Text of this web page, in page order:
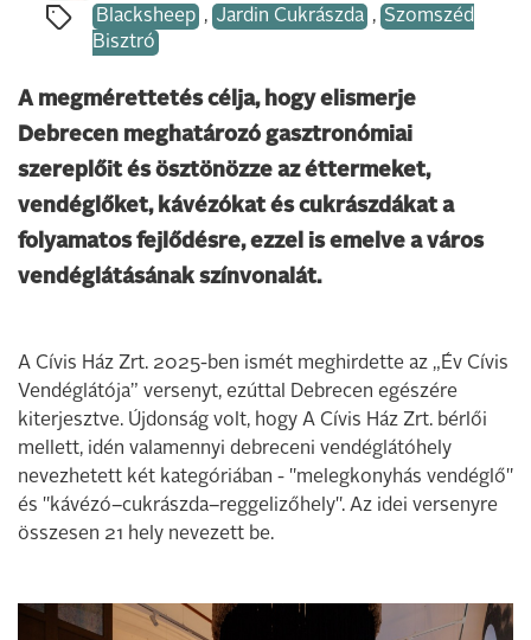
Blacksheep , Jardin Cukrászda , Szomszéd
Bisztró
A megmérettetés célja, hogy elismerje
Debrecen meghatározó gasztronómiai
szereplőit és ösztönözze az éttermeket,
vendéglőket, kávézókat és cukrászdákat a
folyamatos fejlődésre, ezzel is emelve a város
vendéglátásának színvonalát.
A Cívis Ház Zrt. 2025-ben ismét meghirdette az „Év Cívis
Vendéglátója” versenyt, ezúttal Debrecen egészére
kiterjesztve. Újdonság volt, hogy A Cívis Ház Zrt. bérlői
mellett, idén valamennyi debreceni vendéglátóhely
nevezhetett két kategóriában - "melegkonyhás vendéglő"
és "kávézó–cukrászda–reggelizőhely". Az idei versenyre
összesen 21 hely nevezett be.